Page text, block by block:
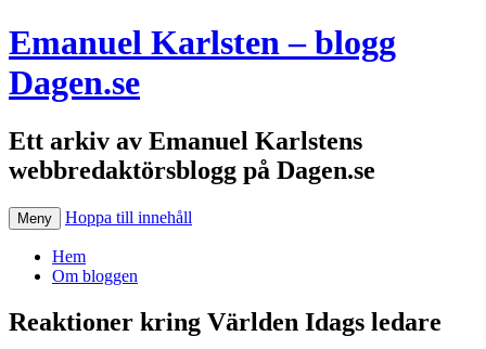
Emanuel Karlsten – blogg
Dagen.se
Ett arkiv av Emanuel Karlstens
webbredaktörsblogg på Dagen.se
Meny Hoppa till innehåll
Hem
Om bloggen
Reaktioner kring Världen Idags ledare